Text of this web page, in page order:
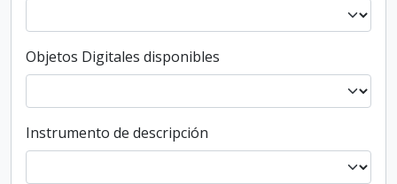
Objetos Digitales disponibles
Instrumento de descripción